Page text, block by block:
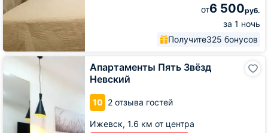
от6 500руб.
за 1 ночь
Получите325 бонусов
Апартаменты Пять Звёзд
Невский
10 2 отзыва гостей
Ижевск, 1.6 км от центра
Апартаменты
Звёзд
Невский